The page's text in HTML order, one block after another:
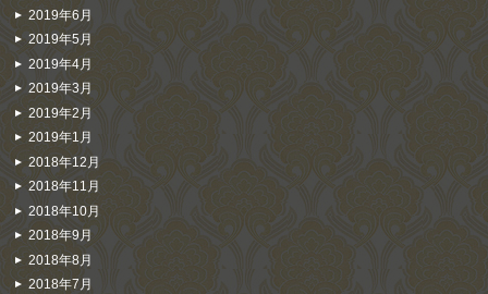
2019年6月
2019年5月
2019年4月
2019年3月
2019年2月
2019年1月
2018年12月
2018年11月
2018年10月
2018年9月
2018年8月
2018年7月